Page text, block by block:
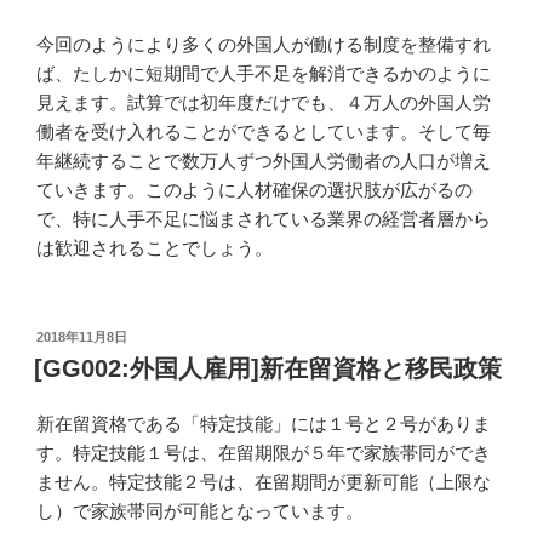
今回のようにより多くの外国人が働ける制度を整備すれ
ば、たしかに短期間で人手不足を解消できるかのように
見えます。試算では初年度だけでも、４万人の外国人労
働者を受け入れることができるとしています。そして毎
年継続することで数万人ずつ外国人労働者の人口が増え
ていきます。このように人材確保の選択肢が広がるの
で、特に人手不足に悩まされている業界の経営者層から
は歓迎されることでしょう。
投
稿
日:
2018年11月8日
[GG002:外国人雇用]新在留資格と移民政策
新在留資格である「特定技能」には１号と２号がありま
す。特定技能１号は、在留期限が５年で家族帯同ができ
ません。特定技能２号は、在留期間が更新可能（上限な
し）で家族帯同が可能となっています。